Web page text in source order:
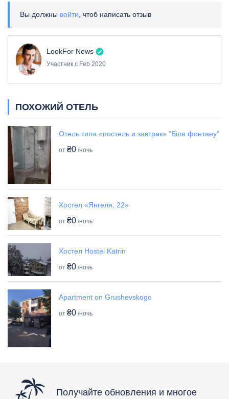
Вы должны войти , чтоб написать отзыв
LookFor News
Участник с Feb 2020
ПОХОЖИЙ ОТЕЛЬ
Отель типа «постель и завтрак» "Біля фонтану"
от ₴0 /ночь
Хостел «Янгеля, 22»
от ₴0 /ночь
Хостел Hostel Katrin
от ₴0 /ночь
Apartment on Grushevskogo
от ₴0 /ночь
Получайте обновления и многое